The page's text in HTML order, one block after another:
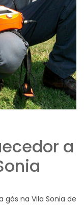
a
na Vila Sonia de